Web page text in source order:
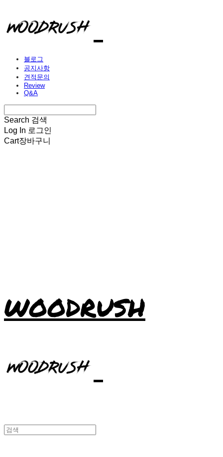
블로그
공지사항
견적문의
Review
Q&A
Search 검색
Log In 로그인
Cart장바구니
WOODRUSH